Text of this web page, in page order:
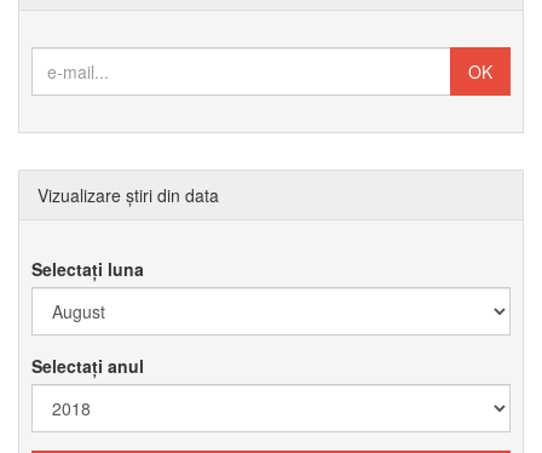
Vizualizare știri din data
Selectați luna
Selectați anul